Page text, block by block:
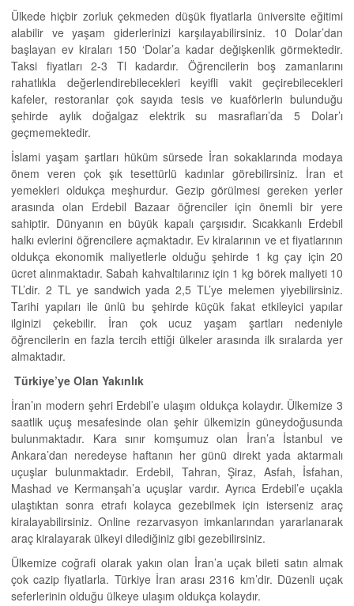
Ülkede hiçbir zorluk çekmeden düşük fiyatlarla üniversite eğitimi
alabilir ve yaşam giderlerinizi karşılayabilirsiniz. 10 Dolar’dan
başlayan ev kiraları 150 ‘Dolar’a kadar değişkenlik görmektedir.
Taksi fiyatları 2-3 Tl kadardır. Öğrencilerin boş zamanlarını
rahatlıkla değerlendirebilecekleri keyifli vakit geçirebilecekleri
kafeler, restoranlar çok sayıda tesis ve kuaförlerin bulunduğu
şehirde aylık doğalgaz elektrik su masrafları’da 5 Dolar’ı
geçmemektedir.
İslami yaşam şartları hüküm sürsede İran sokaklarında modaya
önem veren çok şık tesettürlü kadınlar görebilirsiniz. İran et
yemekleri oldukça meşhurdur. Gezip görülmesi gereken yerler
arasında olan Erdebil Bazaar öğrenciler için önemli bir yere
sahiptir. Dünyanın en büyük kapalı çarşısıdır. Sıcakkanlı Erdebil
halkı evlerini öğrencilere açmaktadır. Ev kiralarının ve et fiyatlarının
oldukça ekonomik maliyetlerle olduğu şehirde 1 kg çay için 20
ücret alınmaktadır. Sabah kahvaltılarınız için 1 kg börek maliyeti 10
TL’dir. 2 TL ye sandwich yada 2,5 TL’ye melemen yiyebilirsiniz.
Tarihi yapıları ile ünlü bu şehirde küçük fakat etkileyici yapılar
ilginizi çekebilir. İran çok ucuz yaşam şartları nedeniyle
öğrencilerin en fazla tercih ettiği ülkeler arasında ilk sıralarda yer
almaktadır.
Türkiye’ye Olan Yakınlık
İran’ın modern şehri Erdebil’e ulaşım oldukça kolaydır. Ülkemize 3
saatlik uçuş mesafesinde olan şehir ülkemizin güneydoğusunda
bulunmaktadır. Kara sınır komşumuz olan İran’a İstanbul ve
Ankara’dan neredeyse haftanın her günü direkt yada aktarmalı
uçuşlar bulunmaktadır. Erdebil, Tahran, Şiraz, Asfah, İsfahan,
Mashad ve Kermanşah’a uçuşlar vardır. Ayrıca Erdebil’e uçakla
ulaştıktan sonra etrafı kolayca gezebilmek için isterseniz araç
kiralayabilirsiniz. Online rezarvasyon imkanlarından yararlanarak
araç kiralayarak ülkeyi dilediğiniz gibi gezebilirsiniz.
Ülkemize coğrafi olarak yakın olan İran’a uçak bileti satın almak
çok cazip fiyatlarla. Türkiye İran arası 2316 km’dir. Düzenli uçak
seferlerinin olduğu ülkeye ulaşım oldukça kolaydır.